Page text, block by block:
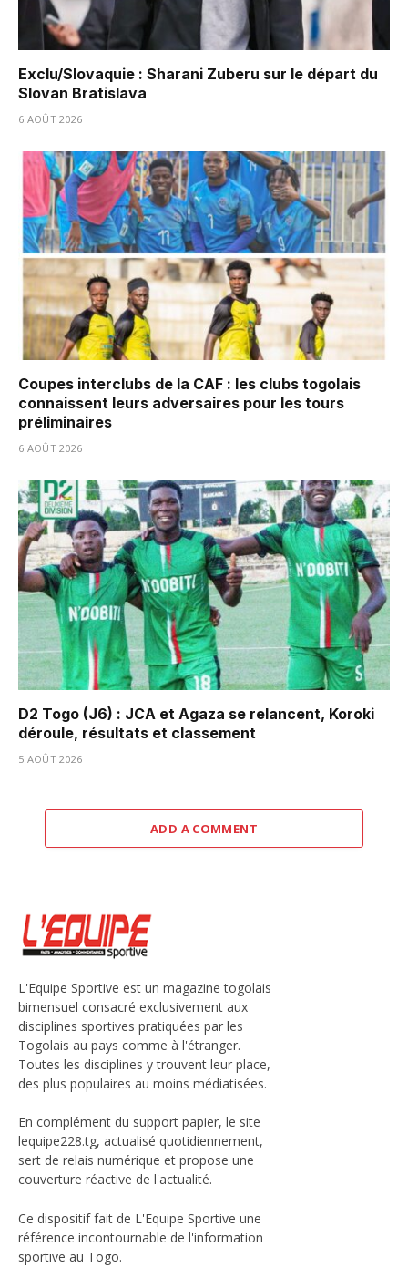
Exclu/Slovaquie : Sharani Zuberu sur le départ du
Slovan Bratislava
6 AOÛT 2026
Coupes interclubs de la CAF : les clubs togolais
connaissent leurs adversaires pour les tours
préliminaires
6 AOÛT 2026
D2 Togo (J6) : JCA et Agaza se relancent, Koroki
déroule, résultats et classement
5 AOÛT 2026
ADD A COMMENT
L'Equipe Sportive est un magazine togolais
bimensuel consacré exclusivement aux
disciplines sportives pratiquées par les
Togolais au pays comme à l'étranger.
Toutes les disciplines y trouvent leur place,
des plus populaires au moins médiatisées.
En complément du support papier, le site
lequipe228.tg, actualisé quotidiennement,
sert de relais numérique et propose une
couverture réactive de l'actualité.
Ce dispositif fait de L'Equipe Sportive une
référence incontournable de l'information
sportive au Togo.